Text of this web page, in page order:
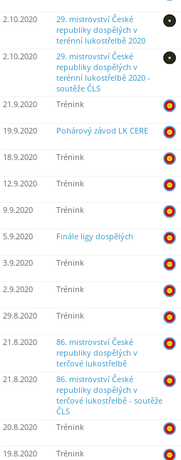
2.10.2020
29. mistrovství České
republiky dospělých v
terénní lukostřelbě 2020
2.10.2020
29. mistrovství České
republiky dospělých v
terénní lukostřelbě 2020 -
soutěže ČLS
21.9.2020 Trénink
19.9.2020 Pohárový závod LK CERE
18.9.2020 Trénink
12.9.2020 Trénink
9.9.2020 Trénink
5.9.2020 Finále ligy dospělých
3.9.2020 Trénink
2.9.2020 Trénink
29.8.2020 Trénink
21.8.2020
86. mistrovství České
republiky dospělých v
terčové lukostřelbě
21.8.2020
86. mistrovství České
republiky dospělých v
terčové lukostřelbě - soutěže
ČLS
20.8.2020 Trénink
19.8.2020 Trénink